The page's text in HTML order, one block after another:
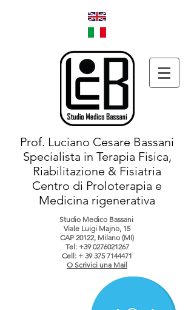
Prof. Luciano Cesare Bassani
Specialista in Terapia Fisica,
Riabilitazione & Fisiatria
Centro di Proloterapia e
Medicina rigenerativa
Studio Medico Bassani
Viale Luigi Majno, 15
CAP 20122, Milano (MI)
Tel: +39 0276021267
Cell: + 39 375 7144471
O Scrivici una Mail